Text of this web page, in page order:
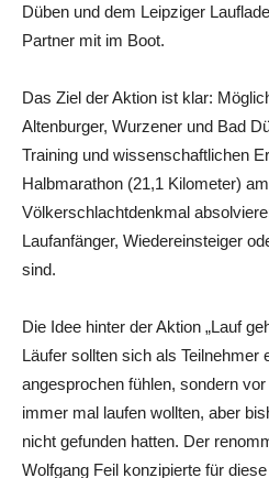
Düben und dem Leipziger
Partner mit im Boot.
Das Ziel der Aktion ist klar:
Altenburger, Wurzener und Bad
Training und wissenschaftlichen
Halbmarathon (21,1 Kilometer)
Völkerschlachtdenkmal
Laufanfänger, Wiedereinsteiger
sind.
Die Idee hinter der Aktion „Lauf
Läufer sollten sich als Teilnehmer
angesprochen fühlen, sondern
immer mal laufen wollten, aber
nicht gefunden hatten. Der
Wolfgang Feil konzipierte für